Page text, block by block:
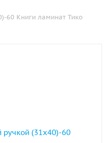
60 Книги ламинат Тико